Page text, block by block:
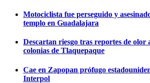
Motociclista fue perseguido y
templo en Guadalajara
Descartan riesgo tras reportes de olor
colonias de Tlaquepaque
Cae en Zapopan prófugo
Interpol